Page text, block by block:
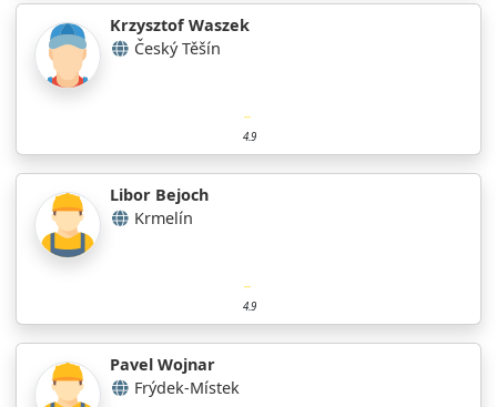
Krzysztof Waszek
Český Těšín
4.9
Libor Bejoch
Krmelín
4.9
Pavel Wojnar
Frýdek-Místek